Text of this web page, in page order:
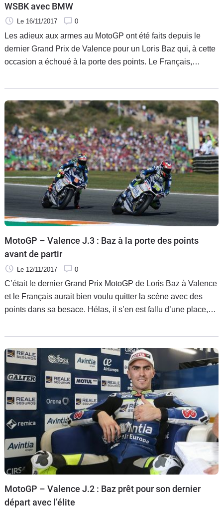
WSBK avec BMW
Le 16/11/2017 0
Les adieux aux armes au MotoGP ont été faits depuis le
dernier Grand Prix de Valence pour un Loris Baz qui, à cette
occasion a échoué à la porte des points. Le Français,
discipline qui l’avait révélé : le Superbike. Des retrouvailles
qui se feront avec une BMW S100RR… du team Althea.
MotoGP – Valence J.3 : Baz à la porte des points
avant de partir
Le 12/11/2017 0
C’était le dernier Grand Prix MotoGP de Loris Baz à Valence
et le Français aurait bien voulu quitter la scène avec des
points dans sa besace. Hélas, il s’en est fallu d’une place,
tricolore peut être fier d’un parcours qui lui sera sans aucun
doute utile pour sa prochaine aventure en Superbike sur une
BMW.
MotoGP – Valence J.2 : Baz prêt pour son dernier
départ avec l’élite